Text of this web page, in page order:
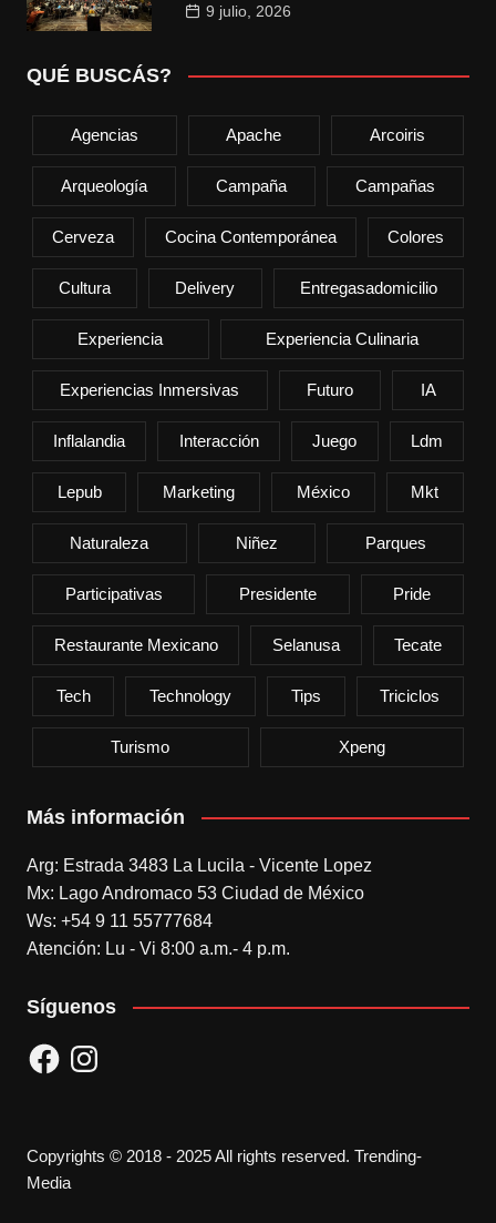
9 julio, 2026
QUÉ BUSCÁS?
Agencias Apache Arcoiris
Arqueología Campaña Campañas
Cerveza Cocina Contemporánea Colores
Cultura Delivery Entregasadomicilio
Experiencia Experiencia Culinaria
Experiencias Inmersivas Futuro IA
Inflalandia Interacción Juego Ldm
Lepub Marketing México Mkt
Naturaleza Niñez Parques
Participativas Presidente Pride
Restaurante Mexicano Selanusa Tecate
Tech Technology Tips Triciclos
Turismo Xpeng
Más información
Arg: Estrada 3483 La Lucila - Vicente Lopez
Mx: Lago Andromaco 53 Ciudad de México
Ws: +54 9 11 55777684
Atención: Lu - Vi 8:00 a.m.- 4 p.m.
Síguenos
FacebookInstagram
Copyrights © 2018 - 2025 All rights reserved. Trending-
Media